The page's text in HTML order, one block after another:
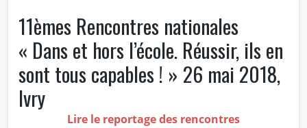
11èmes Rencontres nationales
« Dans et hors l’école. Réussir, ils en
sont tous capables ! » 26 mai 2018,
Ivry
Lire le reportage des rencontres